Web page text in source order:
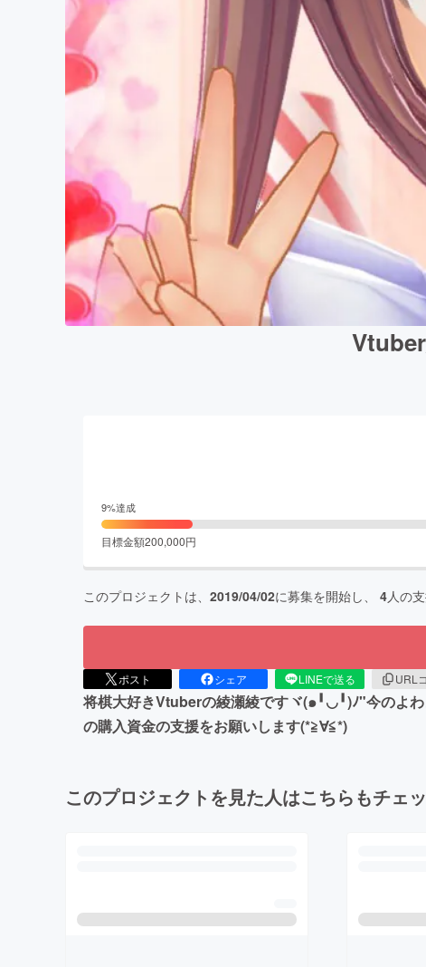
9%達成
目標金額200,000円
このプロジェクトは、 2019/04/02に募集を開始し、 4人の
ポスト シェア LINEで送る URL
将棋大好きVtuberの綾瀬綾ですヾ(๑╹◡╹)ﾉ"今のよ
の購入資金の支援をお願いします(*≧∀≦*)
このプロジェクトを見た人はこちらもチェ